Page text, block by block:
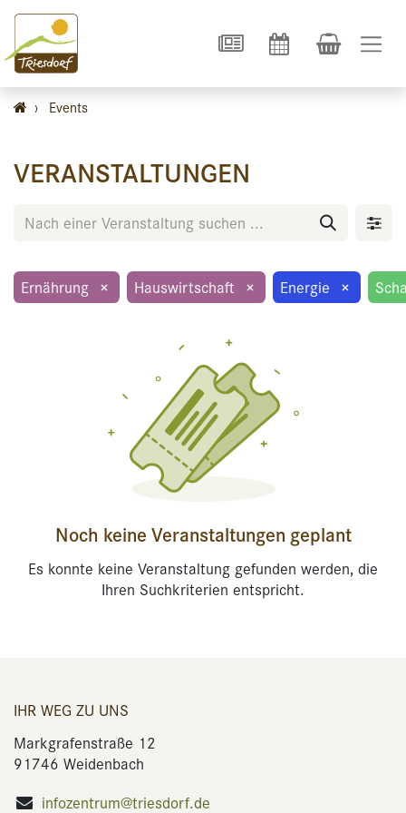
› Events
VERANSTALTUNGEN
Ernährung × Hauswirtschaft × Energie ×
Noch keine Veranstaltungen geplant
Es konnte keine Veranstaltung gefunden werden, die
Ihren Suchkriterien entspricht.
IHR WEG ZU UNS
Markgrafenstraße 12
91746 Weidenbach
infozentrum@triesdorf.de